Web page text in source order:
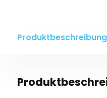
Produktbeschreibung